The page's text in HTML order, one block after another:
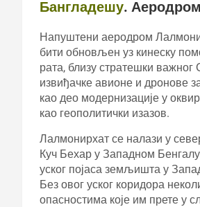
Бангладешу.
Напуштени аеродром
бити обновљен уз кинеску
рата, близу стратешки
извиђачке авионе и дронове
као део модернизације у
као геополитички изазов.
Лалмонирхат се налази у
Куч Бехар у Западном
уског појаса земљишта у
Без овог уског коридора
опасностима које им прете у